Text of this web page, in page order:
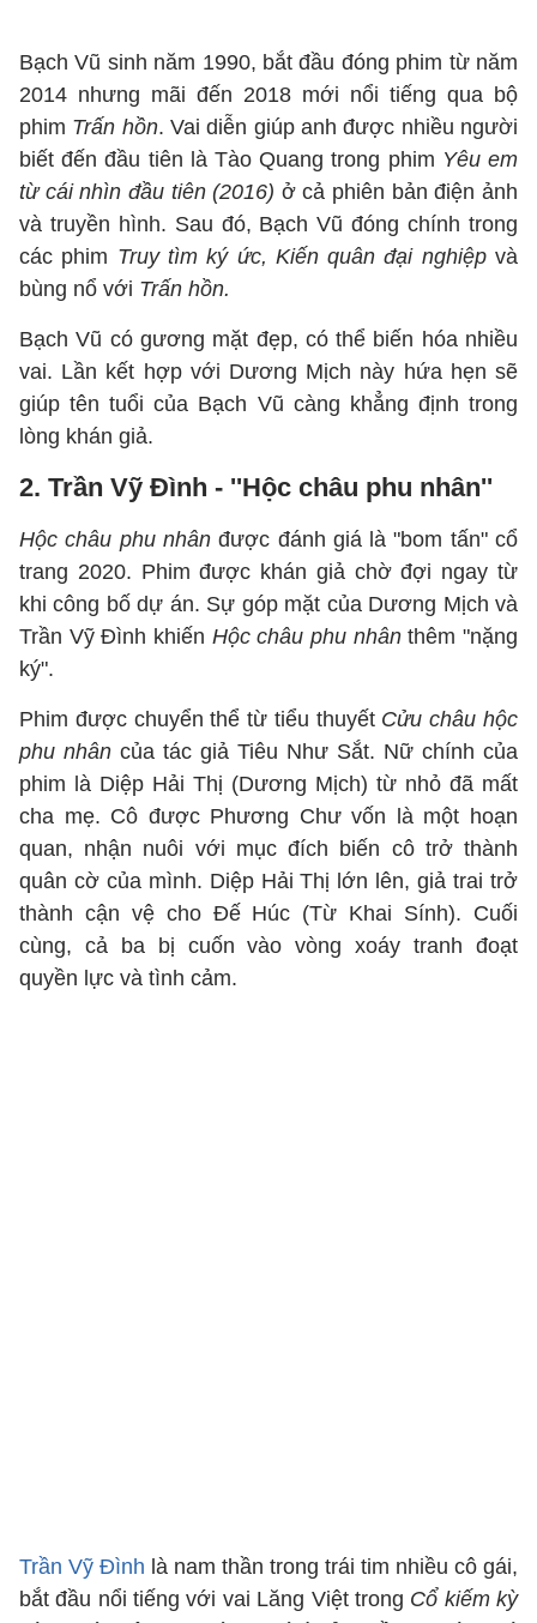
Bạch Vũ sinh năm 1990, bắt đầu đóng phim từ năm
2014 nhưng mãi đến 2018 mới nổi tiếng qua bộ
phim Trấn hồn. Vai diễn giúp anh được nhiều người
biết đến đầu tiên là Tào Quang trong phim Yêu em
từ cái nhìn đầu tiên (2016) ở cả phiên bản điện ảnh
và truyền hình. Sau đó, Bạch Vũ đóng chính trong
các phim Truy tìm ký ức, Kiến quân đại nghiệpvà
bùng nổ với Trấn hồn.
Bạch Vũ có gương mặt đẹp, có thể biến hóa nhiều
vai. Lần kết hợp với Dương Mịch này hứa hẹn sẽ
giúp tên tuổi của Bạch Vũ càng khẳng định trong
lòng khán giả.
2. Trần Vỹ Đình - ''Hộc châu phu nhân''
Hộc châu phu nhânđược đánh giá là "bom tấn" cổ
trang 2020. Phim được khán giả chờ đợi ngay từ
khi công bố dự án. Sự góp mặt của Dương Mịch và
Trần Vỹ Đình khiến Hộc châu phu nhânthêm "nặng
ký".
Phim được chuyển thể từ tiểu thuyếtCửu châu hộc
phu nhân của tác giả Tiêu Như Sắt. Nữ chính của
phim là Diệp Hải Thị (Dương Mịch) từ nhỏ đã mất
cha mẹ. Cô được Phương Chư vốn là một hoạn
quan, nhận nuôi với mục đích biến cô trở thành
quân cờ của mình. Diệp Hải Thị lớn lên, giả trai trở
thành cận vệ cho Đế Húc (Từ Khai Sính). Cuối
cùng, cả ba bị cuốn vào vòng xoáy tranh đoạt
quyền lực và tình cảm.
Trần Vỹ Đình là nam thần trong trái tim nhiều cô gái,
bắt đầu nổi tiếng với vai Lăng Việt trong Cổ kiếm kỳ